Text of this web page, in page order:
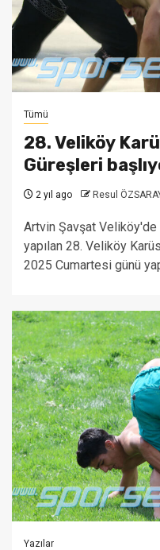
Tümü
28. Veliköy
Güreşleri
2 yıl ago Resul
Artvin Şavşat Veliköy'de
yapılan 28. Veliköy
2025 Cumartesi günü
Yazılar